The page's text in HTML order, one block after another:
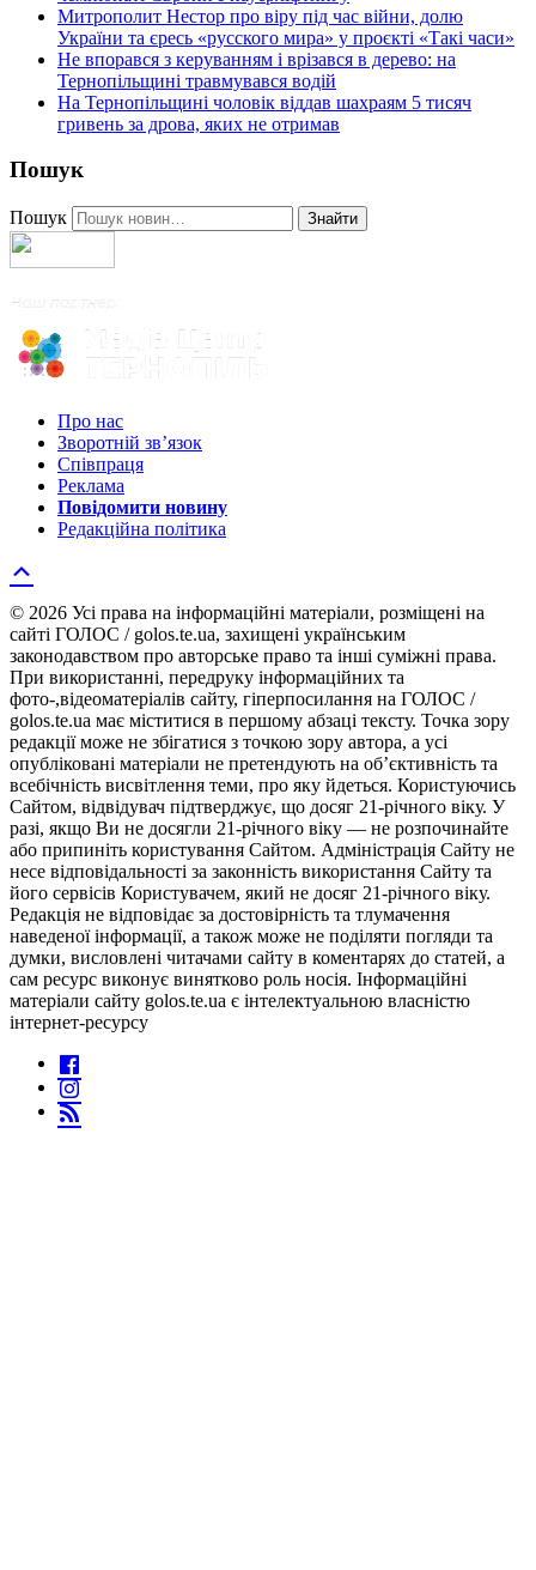
Митрополит Нестор про віру під час війни, долю
України та єресь «русского мира» у проєкті «Такі часи»
Не впорався з керуванням і врізався в дерево: на
Тернопільщині травмувався водій
На Тернопільщині чоловік віддав шахраям 5 тисяч
гривень за дрова, яких не отримав
Пошук
Пошук Знайти
Про нас
Зворотній зв’язок
Співпраця
Реклама
Повідомити новину
Редакційна політика
© 2026 Усі права на інформаційні матеріали, розміщені на
сайті ГОЛОС / golos.te.ua, захищені українським
законодавством про авторське право та інші суміжні права.
При використанні, передруку інформаційних та
фото-,відеоматеріалів сайту, гіперпосилання на ГОЛОС /
golos.te.ua має міститися в першому абзаці тексту. Точка зору
редакції може не збігатися з точкою зору автора, а усі
опубліковані матеріали не претендують на об’єктивність та
всебічність висвітлення теми, про яку йдеться. Користуючись
Сайтом, відвідувач підтверджує, що досяг 21-річного віку. У
разі, якщо Ви не досягли 21-річного віку — не розпочинайте
або припиніть користування Сайтом. Адміністрація Сайту не
несе відповідальності за законність використання Сайту та
його сервісів Користувачем, який не досяг 21-річного віку.
Редакція не відповідає за достовірність та тлумачення
наведеної інформації, а також може не поділяти погляди та
думки, висловлені читачами сайту в коментарях до статей, а
сам ресурс виконує винятково роль носія. Інформаційні
матеріали сайту golos.te.ua є інтелектуальною власністю
інтернет-ресурсу